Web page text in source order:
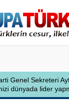
Ayfer Yılmaz,
değerlendirdi